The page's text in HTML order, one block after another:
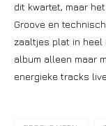
dit kwartet, maar
Groove en
zaaltjes plat in heel
album alleen maar
energieke tracks